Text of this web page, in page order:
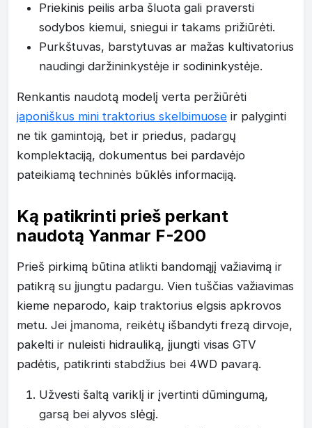
Priekinis peilis arba šluota gali praversti
sodybos kiemui, sniegui ir takams prižiūrėti.
Purkštuvas, barstytuvas ar mažas kultivatorius
naudingi daržininkystėje ir sodininkystėje.
Renkantis naudotą modelį verta peržiūrėti
japoniškus mini traktorius skelbimuose ir palyginti
ne tik gamintoją, bet ir priedus, padargų
komplektaciją, dokumentus bei pardavėjo
pateikiamą techninės būklės informaciją.
Ką patikrinti prieš perkant
naudotą Yanmar F-200
Prieš pirkimą būtina atlikti bandomąjį važiavimą ir
patikrą su įjungtu padargu. Vien tuščias važiavimas
kieme neparodo, kaip traktorius elgsis apkrovos
metu. Jei įmanoma, reikėtų išbandyti frezą dirvoje,
pakelti ir nuleisti hidrauliką, įjungti visas GTV
padėtis, patikrinti stabdžius bei 4WD pavarą.
Užvesti šaltą variklį ir įvertinti dūmingumą,
garsą bei alyvos slėgį.